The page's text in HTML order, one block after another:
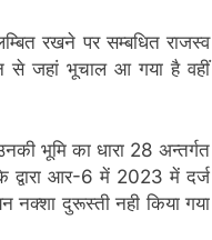
रखने पर सम्बधित राजस्व
से जहां भूचाल आ गया है वहीं
भूमि का धारा 28 अन्तर्गत
आर-6 में 2023 में दर्ज
नक्शा दुरूस्ती नही किया गया